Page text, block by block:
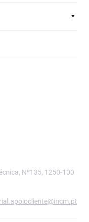
Nº135, 1250-100